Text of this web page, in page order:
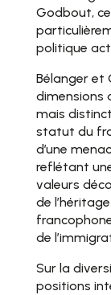
Godbout,
politique
Bélanger et
dimensions
mais
statut du
d’une
reflétant
valeurs
de
de
Sur la
positions